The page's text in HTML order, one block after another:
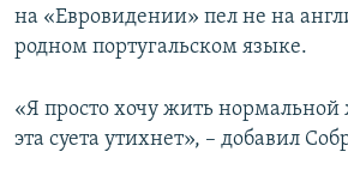
на «Евровидении» пел не на
родном португальском языке.
«Я просто хочу жить
эта суета утихнет», – добавил